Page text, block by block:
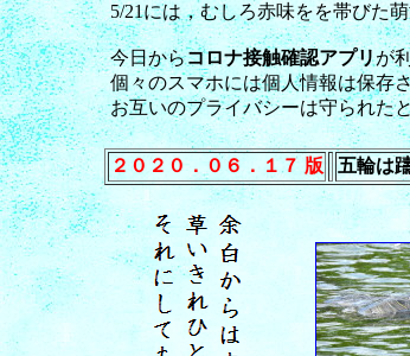
5/21には，むしろ赤味をを帯びた
今日からコロナ接触確認アプリが
個々のスマホには個人情報は保存
お互いのプライバシーは守られた
２０２０．０６．１７ 版 五輪は